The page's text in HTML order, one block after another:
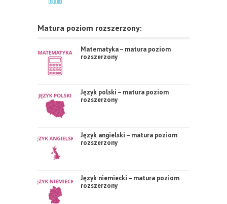
Matura poziom rozszerzony:
Matematyka – matura poziom
rozszerzony
Język polski – matura poziom
rozszerzony
Język angielski – matura poziom
rozszerzony
Język niemiecki – matura poziom
rozszerzony